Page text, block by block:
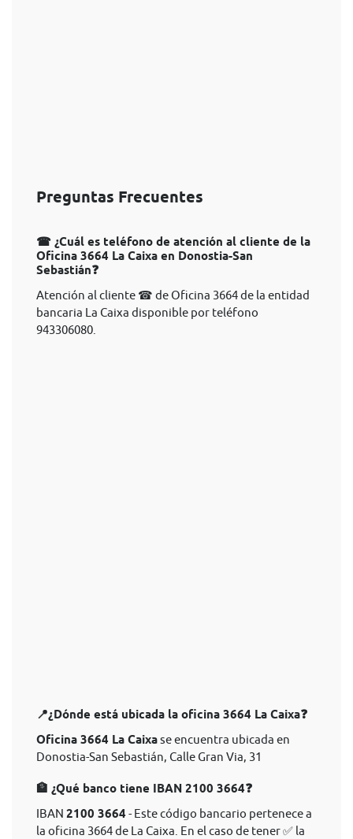
Preguntas Frecuentes
☎ ¿Cuál es teléfono de atención al cliente de la
Oficina 3664 La Caixa en Donostia-San
Sebastián❓
Atención al cliente ☎ de Oficina 3664 de la entidad
bancaria La Caixa disponible por teléfono
943306080.
📍¿Dónde está ubicada la oficina 3664 La Caixa❓
Oficina 3664 La Caixase encuentra ubicada en
Donostia-San Sebastián, Calle Gran Via, 31
🏦 ¿Qué banco tiene IBAN 2100 3664❓
IBAN 2100 3664 - Este código bancario pertenece a
la oficina 3664 de La Caixa. En el caso de tener ✅ la